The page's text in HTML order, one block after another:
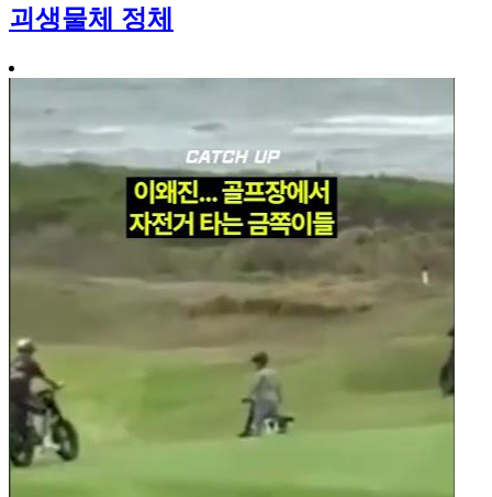
괴생물체 정체